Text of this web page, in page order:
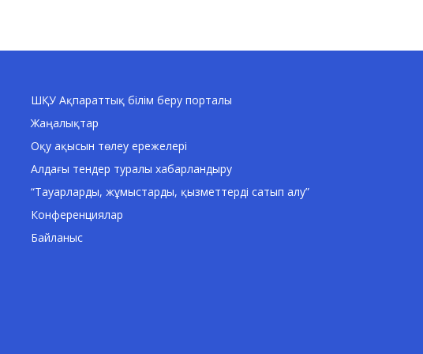
ШҚУ Ақпараттық білім беру порталы
Жаңалықтар
Оқу ақысын төлеу ережелері
Алдағы тендер туралы хабарландыру
“Тауарларды, жұмыстарды, қызметтерді сатып алу”
Конференциялар
Байланыс